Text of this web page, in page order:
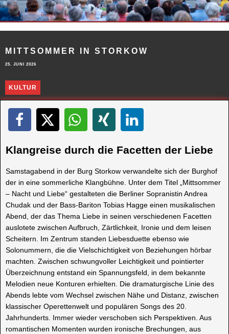
MITTSOMMER IN STORKOW
25. JUNI 2026
KULTUR
Klangreise durch die Facetten der Liebe
Samstagabend in der Burg Storkow verwandelte sich der Burghof
der in eine sommerliche Klangbühne. Unter dem Titel „Mittsommer
– Nacht und Liebe“ gestalteten die Berliner Sopranistin Andrea
Chudak und der Bass-Bariton Tobias Hagge einen musikalischen
Abend, der das Thema Liebe in seinen verschiedenen Facetten
auslotete zwischen Aufbruch, Zärtlichkeit, Ironie und dem leisen
Scheitern. Im Zentrum standen Liebesduette ebenso wie
Solonummern, die die Vielschichtigkeit von Beziehungen hörbar
machten. Zwischen schwungvoller Leichtigkeit und pointierter
Überzeichnung entstand ein Spannungsfeld, in dem bekannte
Melodien neue Konturen erhielten. Die dramaturgische Linie des
Abends lebte vom Wechsel zwischen Nähe und Distanz, zwischen
klassischer Operettenwelt und populären Songs des 20.
Jahrhunderts. Immer wieder verschoben sich Perspektiven. Aus
romantischen Momenten wurden ironische Brechungen, aus